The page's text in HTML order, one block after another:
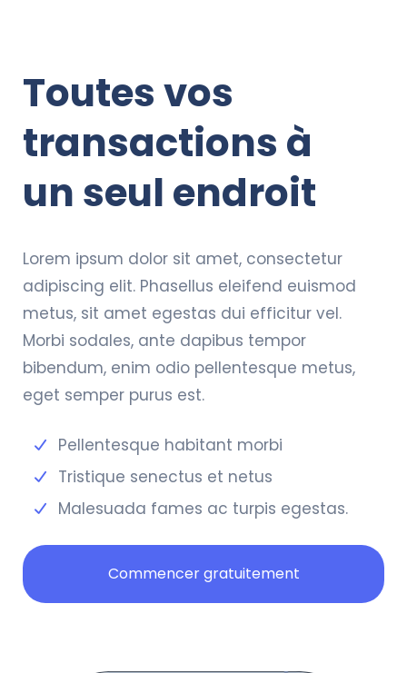
Toutes vos
transactions à
un seul endroit
Lorem ipsum dolor sit amet, consectetur
adipiscing elit. Phasellus eleifend euismod
metus, sit amet egestas dui efficitur vel.
Morbi sodales, ante dapibus tempor
bibendum, enim odio pellentesque metus,
eget semper purus est.
Pellentesque habitant morbi
Tristique senectus et netus
Malesuada fames ac turpis egestas.
Commencer gratuitement